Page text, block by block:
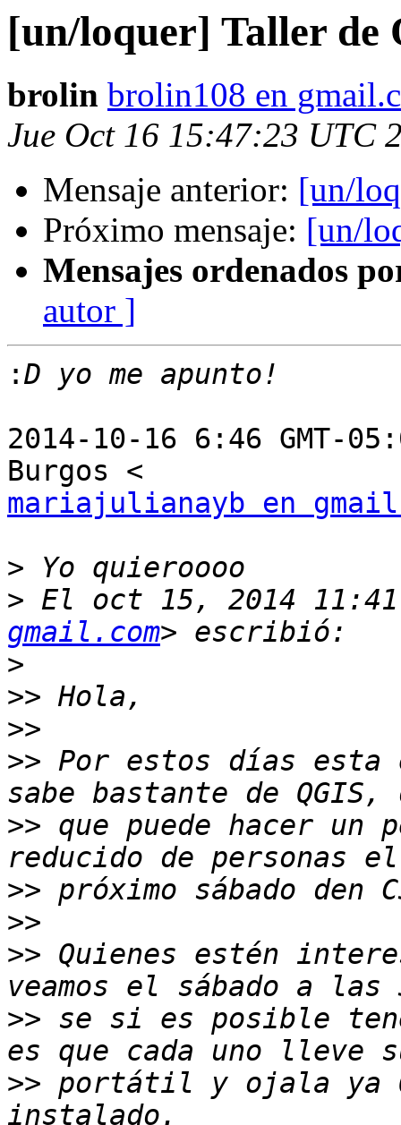
[un/loquer] Taller de
brolin brolin108 en
Jue Oct 16 15:47:23 UTC
Mensaje anterior: [un/
Próximo mensaje: [un/
Mensajes ordenados
autor ]
:
2014-10-16 6:46 GMT-
mariajulianayb en
>
> El oct 15, 2014
gmail.com
>
>>
>>
>> Por estos días esta
>> que puede hacer un
>>
>>
>> Quienes estén
>> se si es posible
>> portátil y ojala ya